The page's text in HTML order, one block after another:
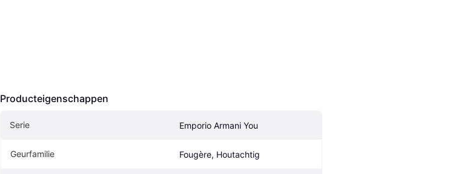
Producteigenschappen
Serie Emporio Armani You
Geurfamilie Fougère, Houtachtig